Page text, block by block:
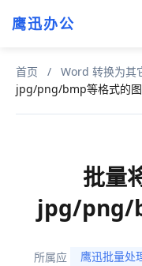
鹰迅办公
首页 / Word 转换为其
jpg/png/bmp等格式的
批量
jpg/png/
所属应
鹰迅批量处